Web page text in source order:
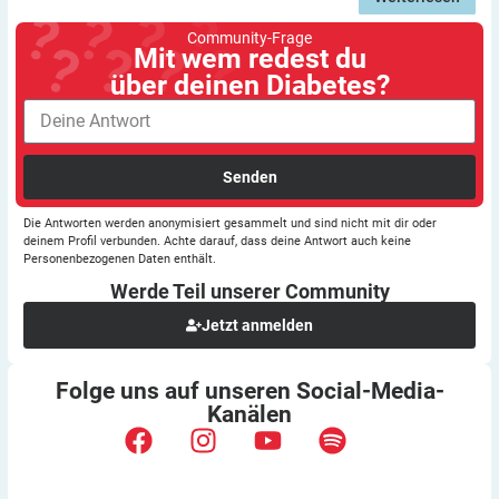
Community-Frage
Mit wem redest du
über deinen Diabetes?
Senden
Die Antworten werden anonymisiert gesammelt und sind nicht mit dir oder
deinem Profil verbunden. Achte darauf, dass deine Antwort auch keine
Personenbezogenen Daten enthält.
Werde Teil unserer Community
Jetzt anmelden
Folge uns auf unseren Social-Media-
Kanälen